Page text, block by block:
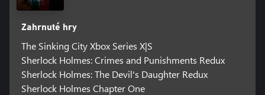
Zahrnuté hry
The Sinking City Xbox Series X|S
Sherlock Holmes: Crimes and Punishments Redux
Sherlock Holmes: The Devil's Daughter Redux
Sherlock Holmes Chapter One